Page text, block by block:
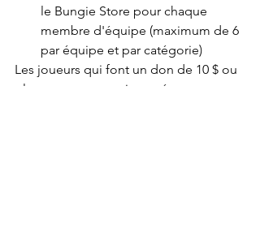
le Bungie Store pour chaque
membre d'équipe (maximum de 6
par équipe et par catégorie)
Les joueurs qui font un don de 10 $ ou
plus recevront aussi une récompense :